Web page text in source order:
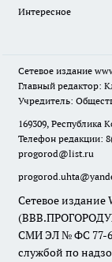
Интересное
Сетевое издание
Главный редактор:
Учредитель:
169309, Республика
Телефон редакции:
progorod@list.ru
Сетевое издание
СМИ ЭЛ № ФС 77-
службой по